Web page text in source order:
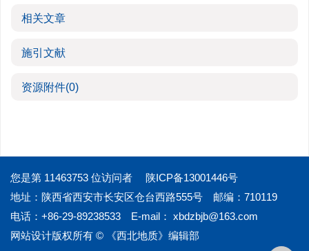
相关文章
施引文献
资源附件(0)
您是第 11463753 位访问者
陕ICP备13001446号
地址：陕西省西安市长安区仓台西路555号
邮编：710119
电话：+86-29-89238533
E-mail： xbdzbjb@163.com
网站设计版权所有 © 《西北地质》编辑部